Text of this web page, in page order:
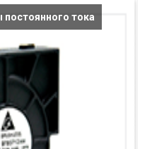
тока